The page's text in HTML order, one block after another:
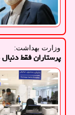
وزارت بهداشت:
پرستاران فقط